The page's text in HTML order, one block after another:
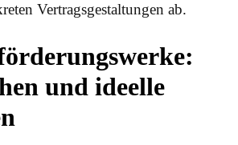
Vertragsgestaltungen ab.
und ideelle